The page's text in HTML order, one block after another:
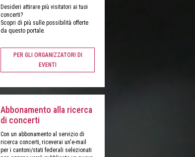
Desideri attirare più visitatori ai tuoi
concerti?
Scopri di più sulle possibilità offerte
da questo portale.
PER GLI ORGANIZZATORI DI
EVENTI
Abbonamento alla ricerca
di concerti
Con un abbonamento al servizio di
ricerca concerti, riceverai un'e-mail
per i cantoni/stati federali selezionati